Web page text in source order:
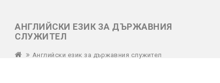
АНГЛИЙСКИ ЕЗИК ЗА ДЪРЖАВНИЯ
СЛУЖИТЕЛ
Английски език за държавния служител